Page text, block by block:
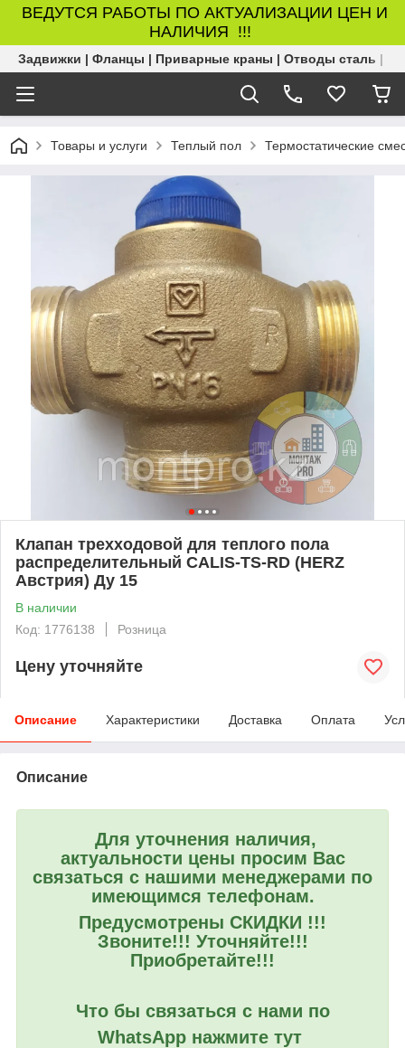
ВЕДУТСЯ РАБОТЫ ПО АКТУАЛИЗАЦИИ ЦЕН И
НАЛИЧИЯ !!!
Задвижки | Фланцы | Приварные краны | Отводы сталь |
Товары и услуги Теплый пол Термостатические
Клапан трехходовой для теплого пола
распределительный CALIS-TS-RD (HERZ
Австрия) Ду 15
В наличии
Код: 1776138
Розница
Цену уточняйте
Описание Характеристики Доставка Оплата
Описание
Для уточнения наличия,
актуальности цены просим Вас
связаться с нашими менеджерами по
имеющимся телефонам.
Предусмотрены СКИДКИ !!!
Звоните!!! Уточняйте!!!
Приобретайте!!!
Что бы связаться с нами по
WhatsApp нажмите тут